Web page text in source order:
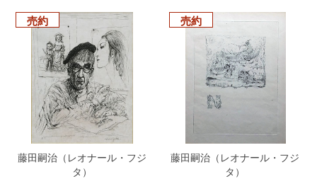
売約
藤田嗣治（レオナール・フジ
タ）
売約
藤田嗣治（レオナール・フジ
タ）